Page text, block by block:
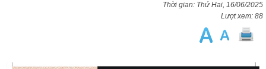
Thứ Hai, 16/06/2025
Lượt xem: 88